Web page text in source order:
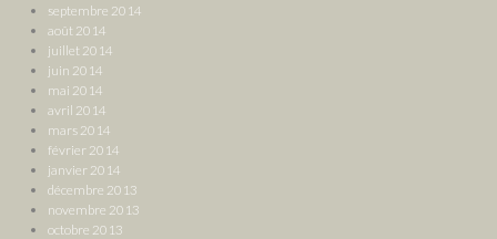
septembre 2014
août 2014
juillet 2014
juin 2014
mai 2014
avril 2014
mars 2014
février 2014
janvier 2014
décembre 2013
novembre 2013
octobre 2013